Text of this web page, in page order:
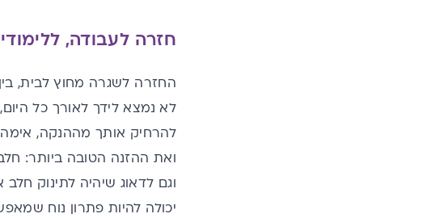
חזרה לעבודה,
החזרה לשגרה מחוץ לבית,
לא נמצא לידך לאורך כל
להרחיק אותך מההנקה,
ואת ההזנה הטובה ביותר:
וגם לדאוג שיהיה לתינוק
יכולה להיות פתרון נוח